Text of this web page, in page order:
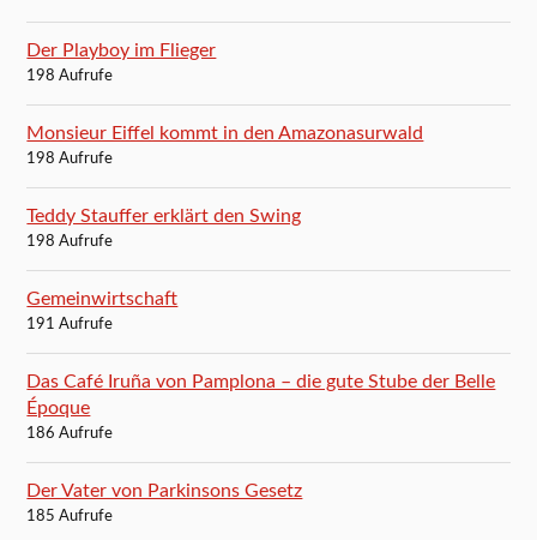
Der Playboy im Flieger
198 Aufrufe
Monsieur Eiffel kommt in den Amazonasurwald
198 Aufrufe
Teddy Stauffer erklärt den Swing
198 Aufrufe
Gemeinwirtschaft
191 Aufrufe
Das Café Iruña von Pamplona – die gute Stube der Belle
Époque
186 Aufrufe
Der Vater von Parkinsons Gesetz
185 Aufrufe